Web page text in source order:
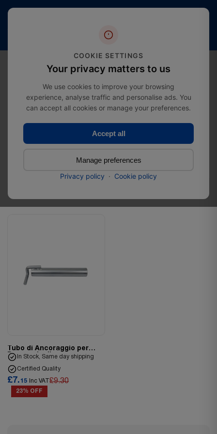
gratuita
a partire da
Home Category
Tubo di ancoraggio per
impalcature
Tubo di ancoraggio per
Tubo di Ancoraggio per
Ponteggi pdl
In Stock, Same day shipping
Certified Quality
£7. 15 Inc VAT £9.30
23% OFF
COOKIE SETTINGS
Your privacy matters to us
We use cookies to improve your browsing
experience, analyse traffic and personalise ads. You
can accept all cookies or manage your preferences.
Accept all
Manage preferences
Privacy policy · Cookie policy